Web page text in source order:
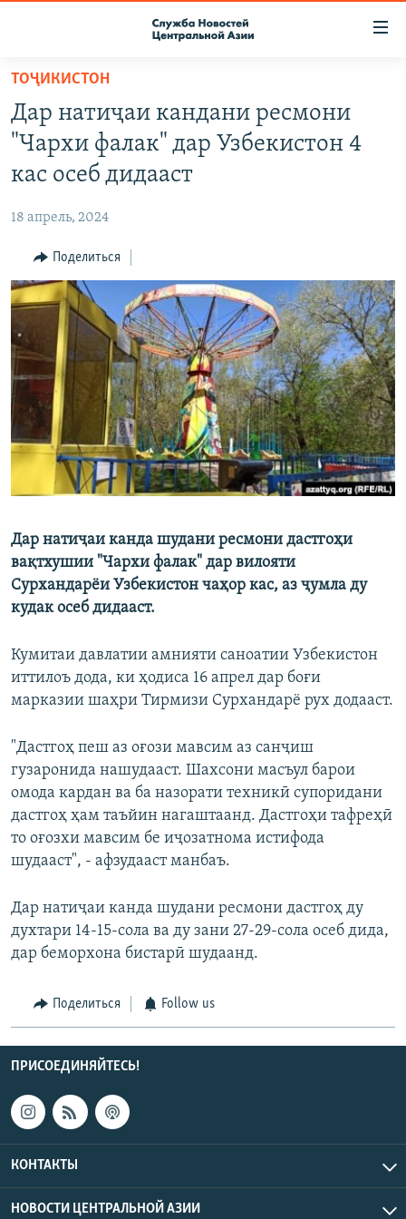
Вернуться
основному
содержанию
Вернутся
главной
навигации
Вернутся
поиску
ПОДПИСКА
КОНТАКТЫ
НАСТОЯЩЕЕ ВРЕМЯ
МИГРАНТ МЕДИА
ТОҶИКИСТОН
Дар натиҷаи кандани ресмони
"Чархи фалак" дар Узбекистон 4
кас осеб дидааст
18 апрель, 2024
Поделиться
Дар натиҷаи канда шудани ресмони дастгоҳи
вақтхушии "Чархи фалак" дар вилояти
Сурхандарёи Узбекистон чаҳор кас, аз ҷумла ду
кудак осеб дидааст.
Кумитаи давлатии амнияти саноатии Узбекистон
иттилоъ дода, ки ҳодиса 16 апрел дар боғи
марказии шаҳри Тирмизи Сурхандарё рух додааст.
"Дастгоҳ пеш аз оғози мавсим аз санҷиш
гузаронида нашудааст. Шахсони масъул барои
омода кардан ва ба назорати техникӣ супоридани
дастгоҳ ҳам таъйин нагаштаанд. Дастгоҳи тафреҳӣ
то оғозхи мавсим бе иҷозатнома истифода
шудааст", - афзудааст манбаъ.
Дар натиҷаи канда шудани ресмони дастгоҳ ду
духтари 14-15-сола ва ду зани 27-29-сола осеб дида,
дар беморхона бистарӣ шудаанд.
Поделиться Follow us
ПРИСОЕДИНЯЙТЕСЬ!
КОНТАКТЫ
НОВОСТИ ЦЕНТРАЛЬНОЙ АЗИИ